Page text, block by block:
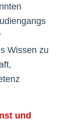
Wissen zu
und